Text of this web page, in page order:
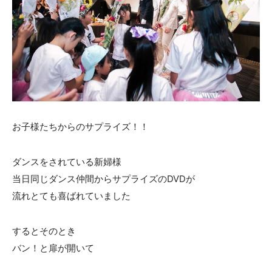
お子様たちからのサプライズ！！
ダンスをされている新婦様
当日同じダンス仲間からサプライズのDVDが
流れとても喜ばれていました
するとそのとき
バン！と扉が開いて